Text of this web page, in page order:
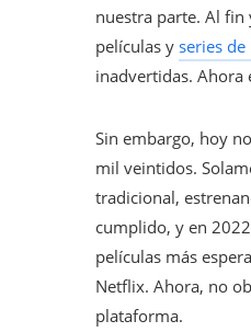
nuestra parte. Al fin
películas y series
inadvertidas. Ahora
Sin embargo, hoy
mil veintidos.
tradicional,
cumplido, y en
películas más
Netflix. Ahora, no
plataforma.